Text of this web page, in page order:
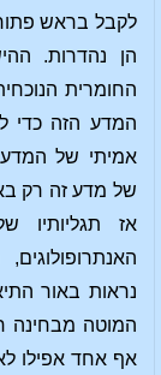
לקבל בראש
הן נהדרות.
החומרית
המדע הזה כדי
אמיתי של
של מדע זה רק
אז תגליותיו
נראות באור
המוטה מבחינה
אף אחד אפילו